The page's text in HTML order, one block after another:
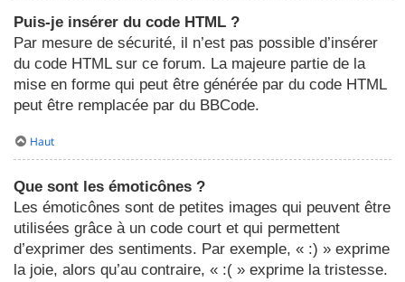
Puis-je insérer du code HTML ?
Par mesure de sécurité, il n’est pas possible d’insérer
du code HTML sur ce forum. La majeure partie de la
mise en forme qui peut être générée par du code HTML
peut être remplacée par du BBCode.
Haut
Que sont les émoticônes ?
Les émoticônes sont de petites images qui peuvent être
utilisées grâce à un code court et qui permettent
d’exprimer des sentiments. Par exemple, « :) » exprime
la joie, alors qu’au contraire, « :( » exprime la tristesse.